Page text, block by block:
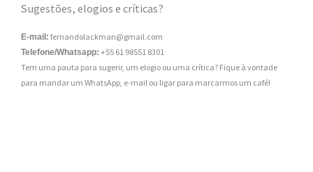
Sugestões, elogios e críticas?
E-mail: fernandolackman@gmail.com
Telefone/Whatsapp: +55 61 98551 8301
Tem uma pauta para sugerir, um elogio ou uma crítica? Fique à vontade
para mandar um WhatsApp, e-mail ou ligar para marcarmos um café!